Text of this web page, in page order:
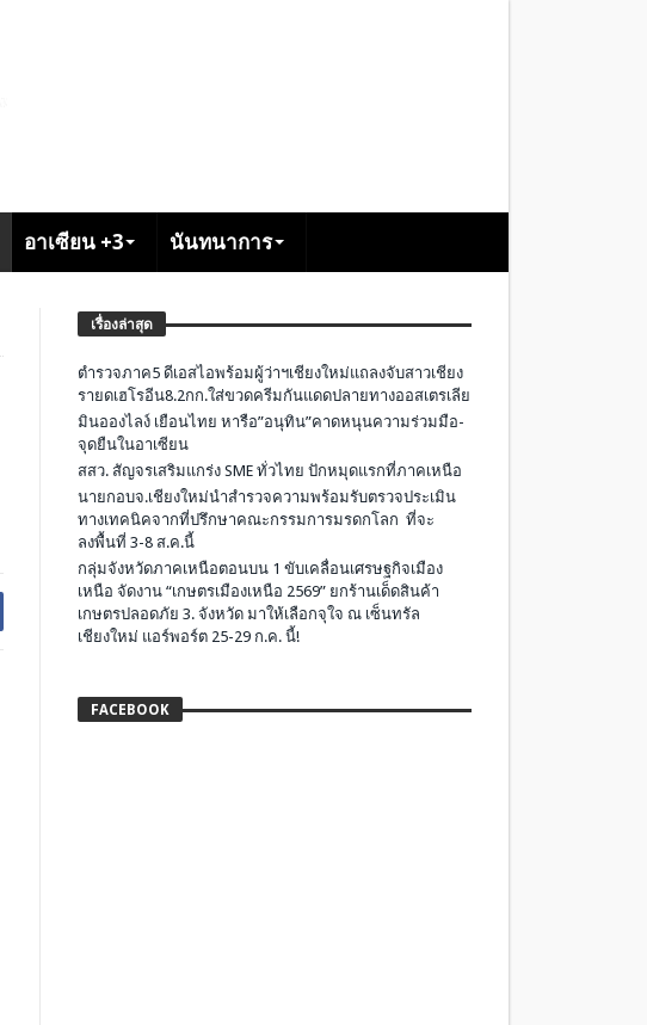
อาเซียน +3 นันทนาการ
เรื่องล่าสุด
ตำรวจภาค5 ดีเอสไอพร้อมผู้ว่าฯเชียงใหม่แถลงจับสาวเชียง
รายดเฮโรอีน8.2กก.ใส่ขวดครีมกันแดดปลายทางออสเตรเลีย
มินอองไลง์ เยือนไทย หารือ”อนุทิน”คาดหนุนความร่วมมือ-
จุดยืนในอาเซียน
สสว. สัญจรเสริมแกร่ง SME ทั่วไทย ปักหมุดแรกที่ภาคเหนือ
นายกอบจ.เชียงใหม่นำสำรวจความพร้อมรับตรวจประเมิน
ทางเทคนิคจากที่ปรึกษาคณะกรรมการมรดกโลก ที่จะ
ลงพื้นที่ 3-8 ส.ค.นี้
กลุ่มจังหวัดภาคเหนือตอนบน 1 ขับเคลื่อนเศรษฐกิจเมือง
เหนือ จัดงาน “เกษตรเมืองเหนือ 2569” ยกร้านเด็ดสินค้า
เกษตรปลอดภัย 3. จังหวัด มาให้เลือกจุใจ ณ เซ็นทรัล
เชียงใหม่ แอร์พอร์ต 25-29 ก.ค. นี้!
FACEBOOK